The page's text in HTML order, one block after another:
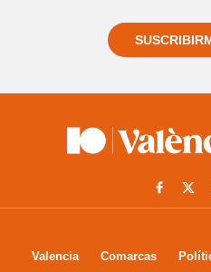
Valencia Comarcas